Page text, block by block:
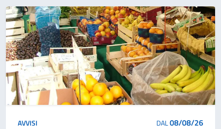
AVVISI DAL08/08/26